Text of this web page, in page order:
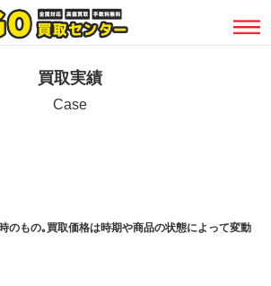
買取実績
Case
のもの｡買取価格は時期や商品の状態によって変動